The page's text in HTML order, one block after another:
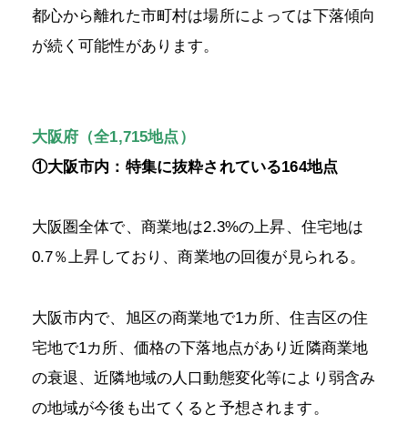
都心から離れた市町村は場所によっては下落傾向
が続く可能性があります。
大阪府（全1,715地点）
①大阪市内：特集に抜粋されている164地点
大阪圏全体で、商業地は2.3%の上昇、住宅地は
0.7％上昇しており、商業地の回復が見られる。
大阪市内で、旭区の商業地で1カ所、住吉区の住
宅地で1カ所、価格の下落地点があり近隣商業地
の衰退、近隣地域の人口動態変化等により弱含み
の地域が今後も出てくると予想されます。